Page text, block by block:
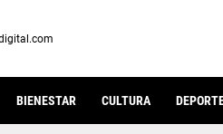
BIENESTAR CULTURA